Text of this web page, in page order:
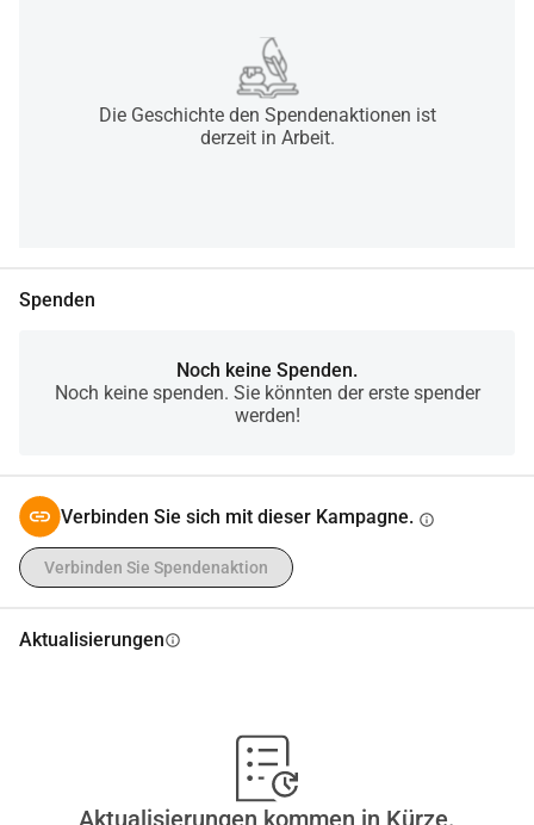
Die Geschichte den Spendenaktionen ist
derzeit in Arbeit.
Spenden
Noch keine Spenden.
Noch keine spenden. Sie könnten der erste spender
werden!
Verbinden Sie sich mit dieser Kampagne. info
Verbinden Sie Spendenaktion
Aktualisierungeninfo
Aktualisierungen kommen in Kürze.